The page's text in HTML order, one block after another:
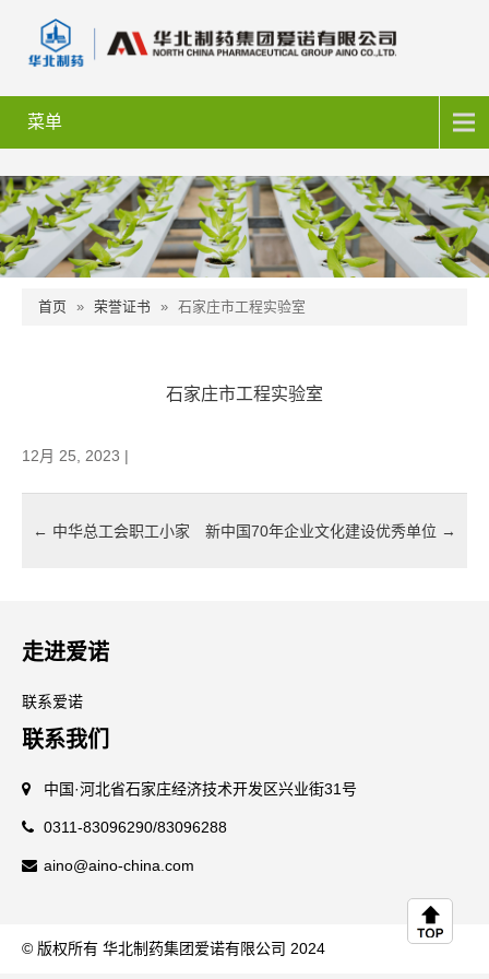
菜单
首页 » 荣誉证书 » 石家庄市工程实验室
石家庄市工程实验室
12月 25, 2023 |
← 中华总工会职工小家 新中国70年企业文化建设优秀单位 →
走进爱诺
联系爱诺
联系我们
中国·河北省石家庄经济技术开发区兴业街31号
0311-83096290/83096288
aino@aino-china.com
© 版权所有 华北制药集团爱诺有限公司 2024